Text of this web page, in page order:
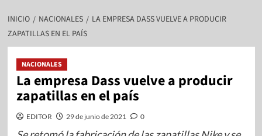
INICIO NACIONALES
LA EMPRESA DASS VUELVE A PRODUCIR
ZAPATILLAS EN EL PAÍS
NACIONALES
La empresa Dass vuelve a producir
zapatillas en el país
EDITOR 29 de junio de 2021 0